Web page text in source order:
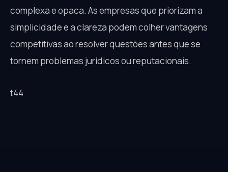
complexa e opaca. As empresas que priorizam a
simplicidade e a clareza podem colher vantagens
competitivas ao resolver questões antes que se
tornem problemas jurídicos ou reputacionais.
t44